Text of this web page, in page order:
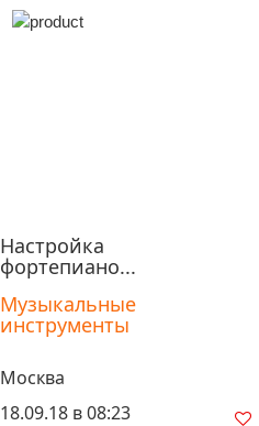
Просмотреть
Настройка
фортепиано...
Музыкальные
инструменты
Москва
18.09.18 в 08:23